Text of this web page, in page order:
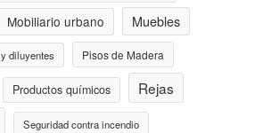
Mobiliario urbano
Muebles
diluyentes Pisos de Madera
Productos químicos Rejas
Seguridad contra incendio